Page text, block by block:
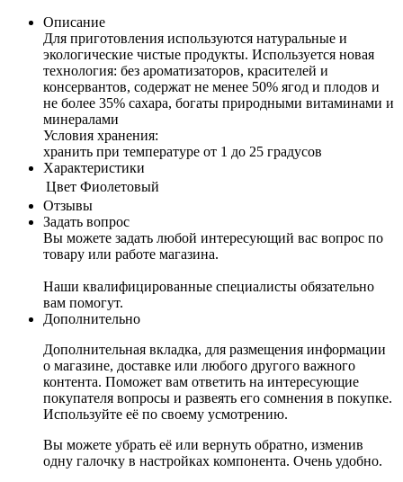
Описание
Для приготовления используются натуральные и
экологические чистые продукты. Используется новая
технология: без ароматизаторов, красителей и
консервантов, содержат не менее 50% ягод и плодов и
не более 35% сахара, богаты природными витаминами и
минералами
Условия хранения:
хранить при температуре от 1 до 25 градусов
Характеристики
Цвет Фиолетовый
Отзывы
Задать вопрос
Вы можете задать любой интересующий вас вопрос по
товару или работе магазина.
Наши квалифицированные специалисты обязательно
вам помогут.
Дополнительно
Дополнительная вкладка, для размещения информации
о магазине, доставке или любого другого важного
контента. Поможет вам ответить на интересующие
покупателя вопросы и развеять его сомнения в покупке.
Используйте её по своему усмотрению.
Вы можете убрать её или вернуть обратно, изменив
одну галочку в настройках компонента. Очень удобно.